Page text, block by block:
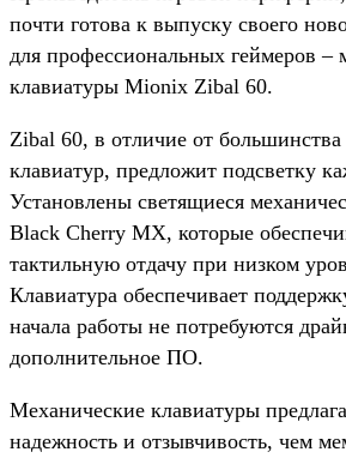
почти готова к выпуску своего
для профессиональных геймеров –
клавиатуры Mionix Zibal 60.
Zibal 60, в отличие от
клавиатур, предложит подсветку
Установлены светящиеся
Black Cherry MX, которые
тактильную отдачу при низком
Клавиатура обеспечивает
начала работы не потребуются
дополнительное ПО.
Механические клавиатуры
надежность и отзывчивость, чем